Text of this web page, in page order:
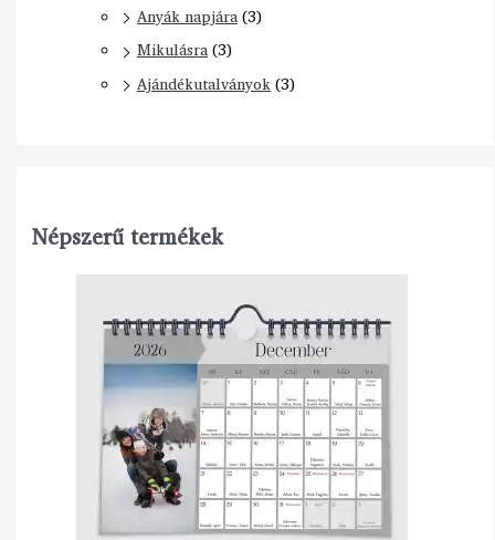
Anyák napjára(3)
Mikulásra(3)
Ajándékutalványok(3)
Népszerű termékek